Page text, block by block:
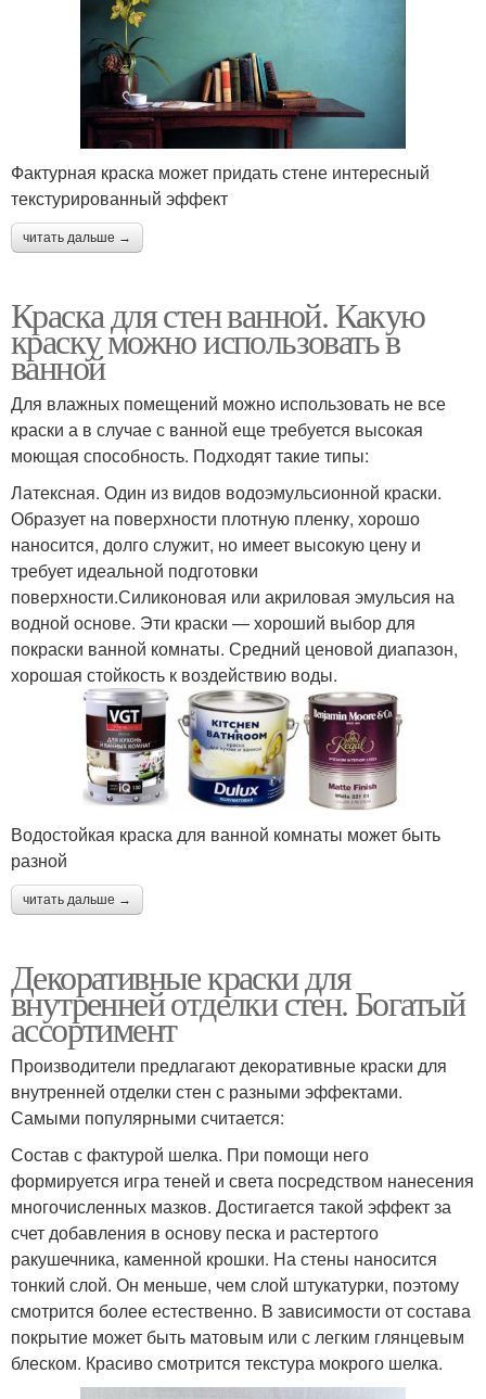
Фактурная краска может придать стене интересный
текстурированный эффект
читать дальше →
Краска для стен ванной. Какую
краску можно использовать в
ванной
Для влажных помещений можно использовать не все
краски а в случае с ванной еще требуется высокая
моющая способность. Подходят такие типы:
Латексная. Один из видов водоэмульсионной краски.
Образует на поверхности плотную пленку, хорошо
наносится, долго служит, но имеет высокую цену и
требует идеальной подготовки
поверхности.Силиконовая или акриловая эмульсия на
водной основе. Эти краски — хороший выбор для
покраски ванной комнаты. Средний ценовой диапазон,
хорошая стойкость к воздействию воды.
Водостойкая краска для ванной комнаты может быть
разной
читать дальше →
Декоративные краски для
внутренней отделки стен. Богатый
ассортимент
Производители предлагают декоративные краски для
внутренней отделки стен с разными эффектами.
Самыми популярными считается:
Состав с фактурой шелка. При помощи него
формируется игра теней и света посредством нанесения
многочисленных мазков. Достигается такой эффект за
счет добавления в основу песка и растертого
ракушечника, каменной крошки. На стены наносится
тонкий слой. Он меньше, чем слой штукатурки, поэтому
смотрится более естественно. В зависимости от состава
покрытие может быть матовым или с легким глянцевым
блеском. Красиво смотрится текстура мокрого шелка.